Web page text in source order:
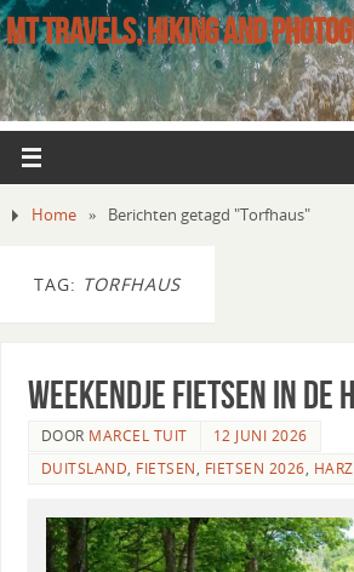
MT TRAVELS, HIKING AND
Home » Berichten getagd "Torfhaus"
TAG: TORFHAUS
Weekendje fietsen in de
DOOR MARCEL TUIT
12 JUNI 2026
DUITSLAND, FIETSEN, FIETSEN 2026, HARZ